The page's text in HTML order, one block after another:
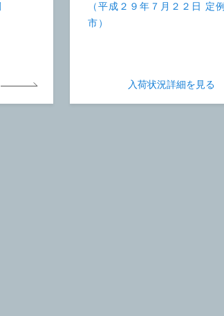
（平成２９年７月２２日 定例
市）
入荷状況詳細を見る